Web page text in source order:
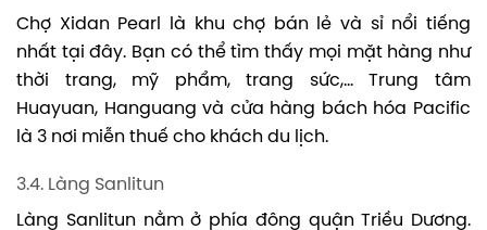
Chợ Xidan Pearl là khu chợ bán lẻ và sỉ nổi tiếng
nhất tại đây. Bạn có thể tìm thấy mọi mặt hàng như
thời trang, mỹ phẩm, trang sức,… Trung tâm
Huayuan, Hanguang và cửa hàng bách hóa Pacific
là 3 nơi miễn thuế cho khách du lịch.
3.4. Làng Sanlitun
Làng Sanlitun nằm ở phía đông quận Triều Dương.